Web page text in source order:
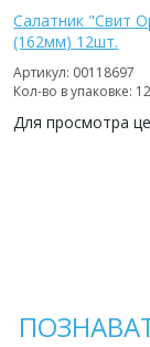
Салатник "Свит
(162мм) 12шт.
Артикул: 00118697
Кол-во в упаковке: 12
Для просмотра